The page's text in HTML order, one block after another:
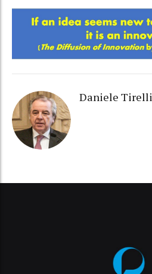
Daniele Tirelli